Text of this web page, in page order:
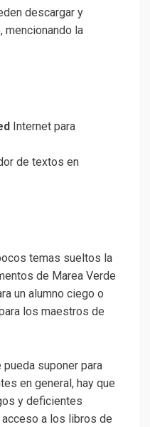
descargar y
mencionando la
Internet para
de textos en
temas sueltos la
de Marea Verde
un alumno ciego o
los maestros de
suponer para
en general, hay que
y deficientes
a los libros de